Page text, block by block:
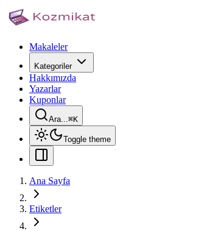
Makaleler
Kategoriler
Hakkımızda
Yazarlar
Kuponlar
Ara...⌘K
Toggle theme
Ana Sayfa
Etiketler